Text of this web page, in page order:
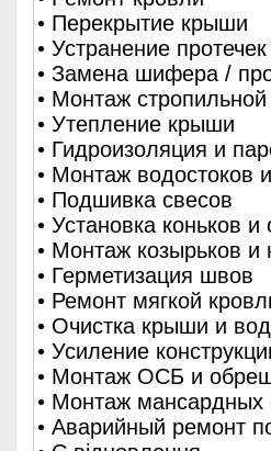
• Перекрытие крыши
• Устранение протечек
• Замена шифера /
• Монтаж
• Утепление крыши
• Гидроизоляция и
• Монтаж водостоков
• Подшивка свесов
• Установка коньков и
• Монтаж козырьков и
• Герметизация швов
• Ремонт мягкой
• Очистка крыши и
• Усиление
• Монтаж ОСБ и
• Монтаж мансардных
• Аварийный ремонт